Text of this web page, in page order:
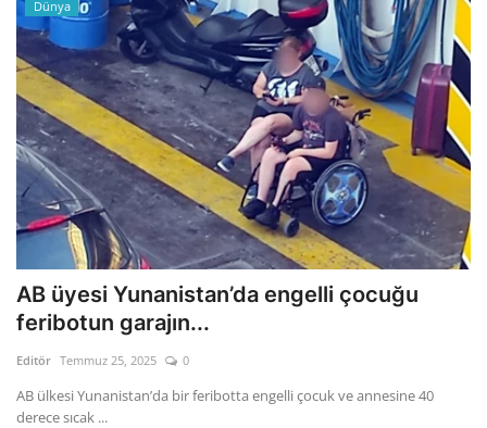
Dünya
AB üyesi Yunanistan’da engelli çocuğu
feribotun garajın...
Editör Temmuz 25, 2025 0
AB ülkesi Yunanistan’da bir feribotta engelli çocuk ve annesine 40
derece sıcak ...